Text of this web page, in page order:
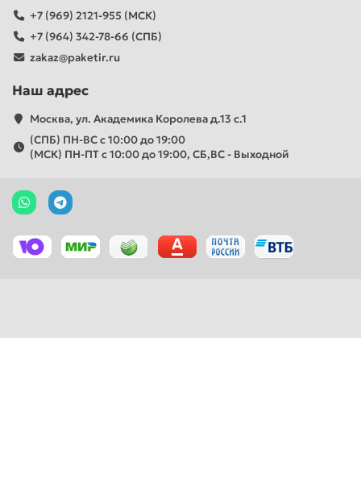
+7 (969) 2121-955 (МСК)
+7 (964) 342-78-66 (СПБ)
zakaz@paketir.ru
Наш адрес
Москва, ул. Академика Королева д.13 с.1
(СПБ) ПН-ВС с 10:00 до 19:00
(МСК) ПН-ПТ с 10:00 до 19:00, СБ,ВС - Выходной